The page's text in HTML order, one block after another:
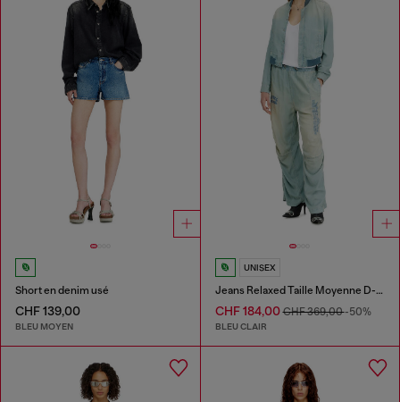
Short en denim usé
CHF 139,00
BLEU MOYEN
UNISEX
Jeans Relaxed Taille Moyenne D-Pari
CHF 184,00CHF 369,00-50%
BLEU CLAIR